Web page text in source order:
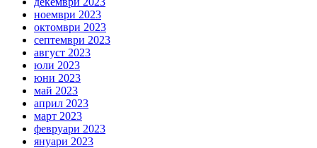
ноември 2023
октомври 2023
септември 2023
август 2023
юли 2023
юни 2023
май 2023
април 2023
март 2023
февруари 2023
януари 2023